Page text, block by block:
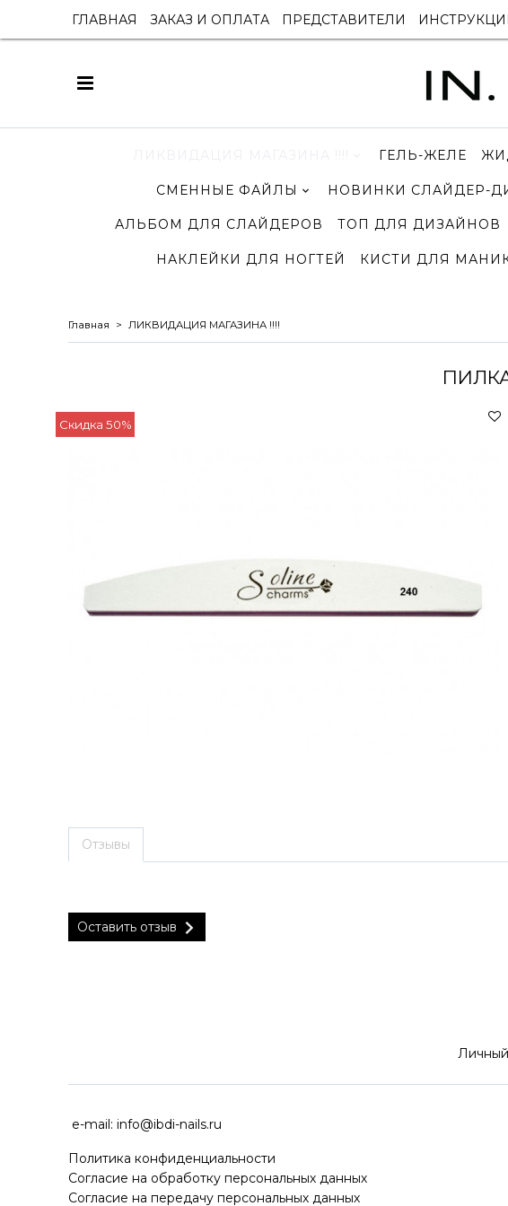
ГЛАВНАЯ ЗАКАЗ И ОПЛАТА ПРЕДСТАВИТЕЛИ
ГЕЛЬ-ЖЕЛЕ
СМЕННЫЕ ФАЙЛЫ НОВИНКИ СЛАЙДЕР-
АЛЬБОМ ДЛЯ СЛАЙДЕРОВ ТОП ДЛЯ ДИЗАЙНОВ
НАКЛЕЙКИ ДЛЯ НОГТЕЙ КИСТИ ДЛЯ
Главная ЛИКВИДАЦИЯ МАГАЗИНА !!!!
Скидка 50%
Отзывы
Оставить отзыв
e-mail: info@ibdi-nails.ru
Политика конфиденциальности
Согласие на обработку персональных данных
Согласие на передачу персональных данных